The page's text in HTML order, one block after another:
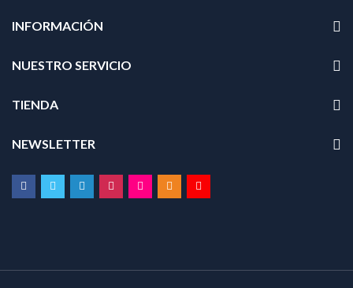
INFORMACIÓN
NUESTRO SERVICIO
TIENDA
NEWSLETTER